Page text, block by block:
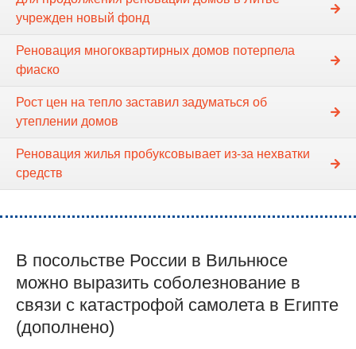
учрежден новый фонд
Реновация многоквартирных домов потерпела
фиаско
Рост цен на тепло заставил задуматься об
утеплении домов
Реновация жилья пробуксовывает из-за нехватки
средств
В посольстве России в Вильнюсе
можно выразить соболезнование в
связи с катастрофой самолета в Египте
(дополнено)